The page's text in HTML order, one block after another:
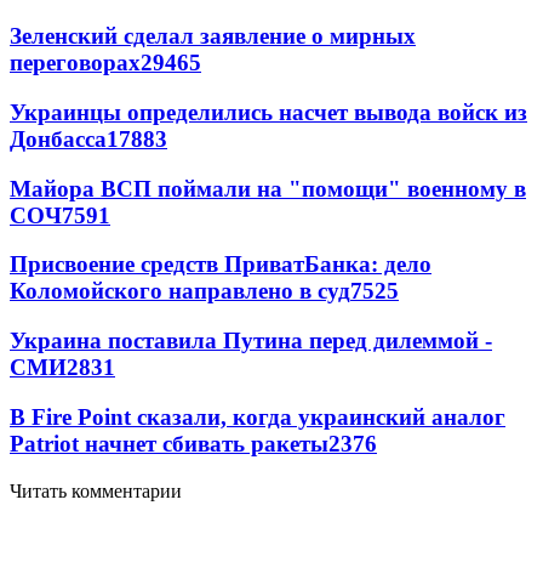
Зеленский сделал заявление о мирных
переговорах29465
Украинцы определились насчет вывода войск из
Донбасса17883
Майора ВСП поймали на "помощи" военному в
СОЧ7591
Присвоение средств ПриватБанка: дело
Коломойского направлено в суд7525
Украина поставила Путина перед дилеммой -
СМИ2831
В Fire Point сказали, когда украинский аналог
Patriot начнет сбивать ракеты2376
Читать комментарии